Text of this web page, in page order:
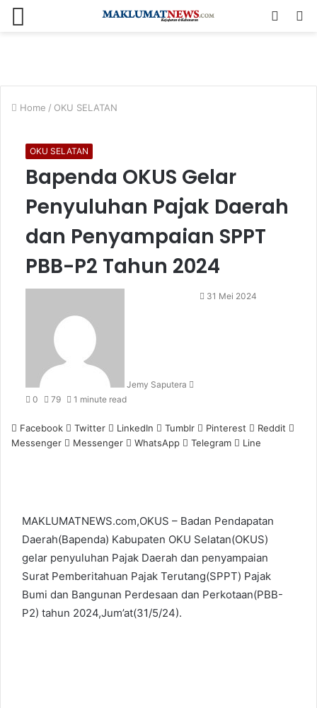
Log
Home / OKU SELATAN
OKU SELATAN
Bapenda OKUS Gelar
Penyuluhan Pajak Daerah
dan Penyampaian SPPT
PBB-P2 Tahun 2024
Jemy Saputera
Send31 Mei 2024
0 79 1 minute read
Facebook Twitter LinkedIn Tumblr Pinterest
Reddit
Messenger
Messenger WhatsApp Telegram Line
MAKLUMATNEWS.com,OKUS – Badan Pendapatan
Daerah(Bapenda) Kabupaten OKU Selatan(OKUS)
gelar penyuluhan Pajak Daerah dan penyampaian
Surat Pemberitahuan Pajak Terutang(SPPT) Pajak
Bumi dan Bangunan Perdesaan dan Perkotaan(PBB-
P2) tahun 2024,Jum’at(31/5/24).